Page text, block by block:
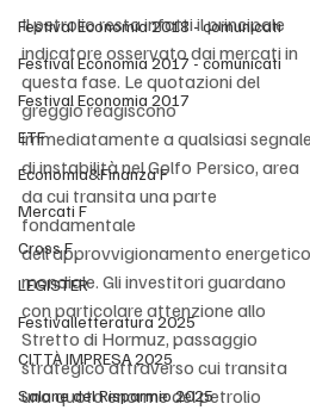
Festival Economia 2018 - comunicati
Festival Economia 2017 - comunicati
Festival Economia 2017
ETF
Economia&Finanza F
Mercati F
Cross F
LEGISTER
Festivalletteratura 2025
CITTÀ IMPRESA 2025
Salone del Risparmio 2025
Il petrolio resta infatti il principale
indicatore osservato dai mercati in
questa fase. Le quotazioni del
greggio reagiscono
immediatamente a qualsiasi segnale
di instabilità nel Golfo Persico, area
da cui transita una parte
fondamentale
dell’approvvigionamento energetico
mondiale. Gli investitori guardano
con particolare attenzione allo
Stretto di Hormuz, passaggio
strategico attraverso cui transita
una quota enorme del petrolio